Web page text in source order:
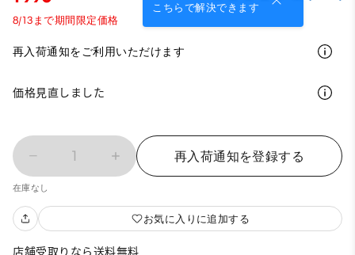
こちらで解決できます
8/13まで期間限定価格
再入荷通知をご利用いただけます
価格見直しました
1 再入荷通知を登録する
在庫なし
お気に入りに追加する